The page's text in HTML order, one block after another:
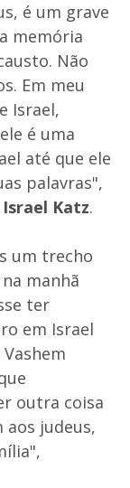
é um grave
memória
Não
Em meu
Israel,
é uma
até que ele
palavras",
Israel Katz.
um trecho
manhã
ter
em Israel
outra coisa
aos judeus,